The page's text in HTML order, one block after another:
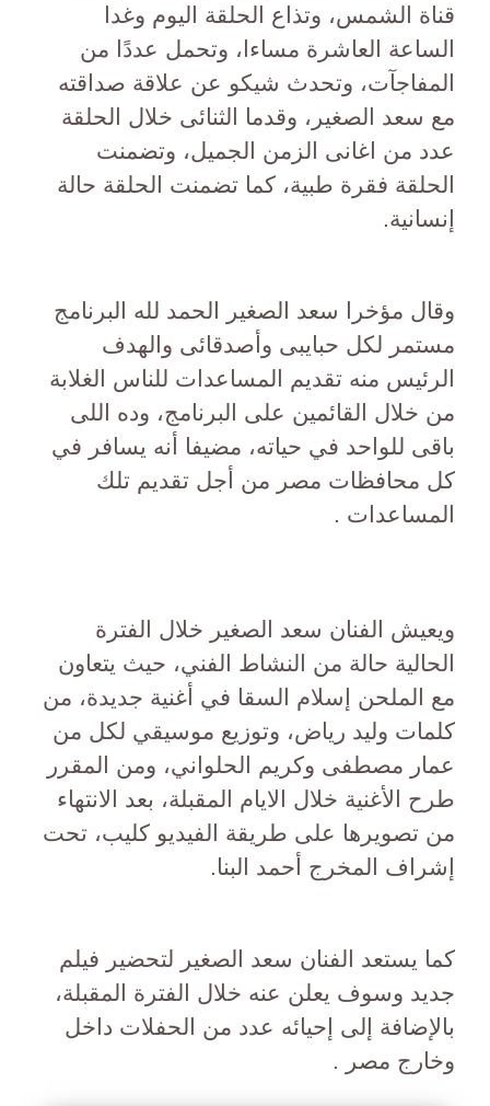
قناة الشمس، وتذاع الحلقة اليوم وغدا
الساعة العاشرة مساءا، وتحمل عددًا من
المفاجآت، وتحدث شيكو عن علاقة صداقته
مع سعد الصغير، وقدما الثنائى خلال الحلقة
عدد من اغانى الزمن الجميل، وتضمنت
الحلقة فقرة طبية، كما تضمنت الحلقة حالة
إنسانية.
وقال مؤخرا سعد الصغير الحمد لله البرنامج
مستمر لكل حبايبى وأصدقائى والهدف
الرئيس منه تقديم المساعدات للناس الغلابة
من خلال القائمين على البرنامج، وده اللى
باقى للواحد في حياته، مضيفا أنه يسافر في
كل محافظات مصر من أجل تقديم تلك
المساعدات .
ويعيش الفنان سعد الصغير خلال الفترة
الحالية حالة من النشاط الفني، حيث يتعاون
مع الملحن إسلام السقا في أغنية جديدة، من
كلمات وليد رياض، وتوزيع موسيقي لكل من
عمار مصطفى وكريم الحلواني، ومن المقرر
طرح الأغنية خلال الايام المقبلة، بعد الانتهاء
من تصويرها على طريقة الفيديو كليب، تحت
إشراف المخرج أحمد البنا.
كما يستعد الفنان سعد الصغير لتحضير فيلم
جديد وسوف يعلن عنه خلال الفترة المقبلة،
بالإضافة إلى إحيائه عدد من الحفلات داخل
وخارج مصر .